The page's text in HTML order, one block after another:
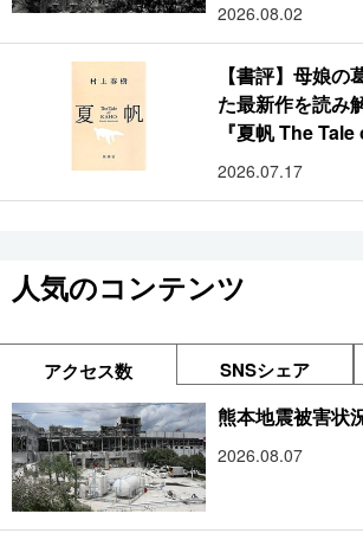
2026.08.02
【書評】母娘の
た最新作を読み
『夏帆 The Tale
2026.07.17
人気のコンテンツ
アクセス数 SNSシェア
熊本地震被害状
2026.08.07